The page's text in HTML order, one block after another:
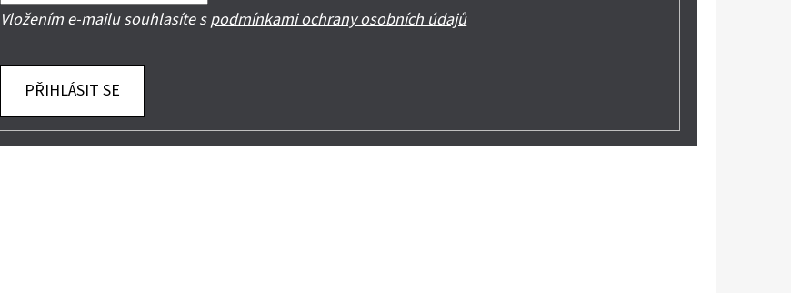
Vložením e-mailu souhlasíte spodmínkami ochrany osobních údajů
PŘIHLÁSIT SE